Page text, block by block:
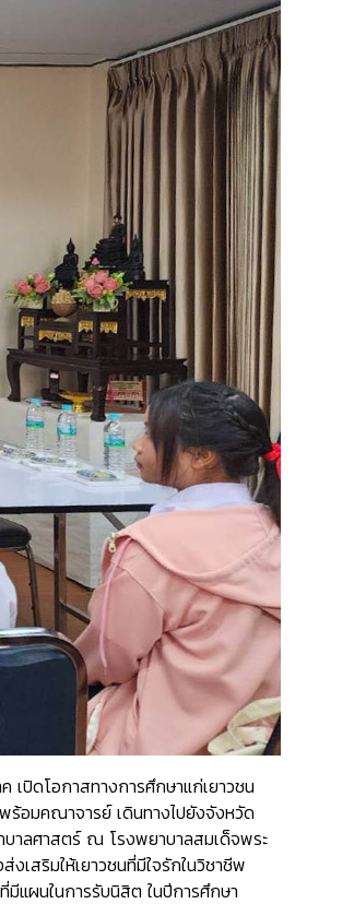
ปิดโอกาสทางการศึกษาแก่เยาวชน
อมคณาจารย์ เดินทางไปยังจังหวัด
าลศาสตร์ ณ โรงพยาบาลสมเด็จพระ
สริมให้เยาวชนที่มีใจรักในวิชาชีพ
แผนในการรับนิสิต ในปีการศึกษา